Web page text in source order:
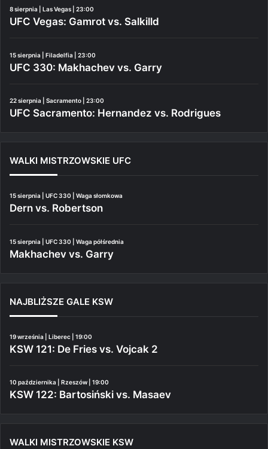
8 sierpnia | Las Vegas | 23:00
UFC Vegas: Gamrot vs. Salkilld
15 sierpnia | Filadelfia | 23:00
UFC 330: Makhachev vs. Garry
22 sierpnia | Sacramento | 23:00
UFC Sacramento: Hernandez vs. Rodrigues
WALKI MISTRZOWSKIE UFC
15 sierpnia | UFC 330 | Waga słomkowa
Dern vs. Robertson
15 sierpnia | UFC 330 | Waga półśrednia
Makhachev vs. Garry
NAJBLIŻSZE GALE KSW
19 września | Liberec | 19:00
KSW 121: De Fries vs. Vojcak 2
10 października | Rzeszów | 19:00
KSW 122: Bartosiński vs. Masaev
WALKI MISTRZOWSKIE KSW